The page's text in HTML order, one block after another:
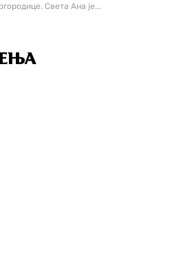
Света Ана је...